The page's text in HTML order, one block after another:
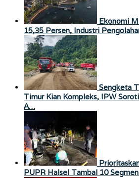
Ekonomi
15,35 Persen, Industri
Sengketa
Timur Kian Kompleks, IPW
A…
PUPR Halsel Tambal 10